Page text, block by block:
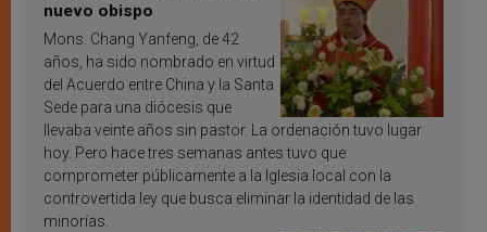
nuevo obispo
Mons. Chang Yanfeng, de 42
años, ha sido nombrado en virtud
del Acuerdo entre China y la Santa
Sede para una diócesis que
llevaba veinte años sin pastor. La ordenación tuvo lugar
hoy. Pero hace tres semanas antes tuvo que
comprometer públicamente a la Iglesia local con la
controvertida ley que busca eliminar la identidad de las
minorías.